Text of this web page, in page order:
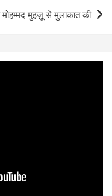
मुइज़ू से मुलाकात की